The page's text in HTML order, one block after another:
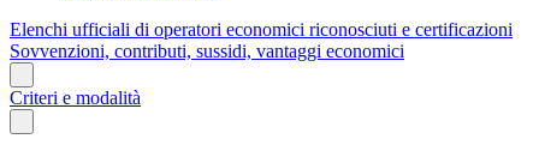
Elenchi ufficiali di operatori economici riconosciuti e certificazioni
Sovvenzioni, contributi, sussidi, vantaggi economici
Criteri e modalità